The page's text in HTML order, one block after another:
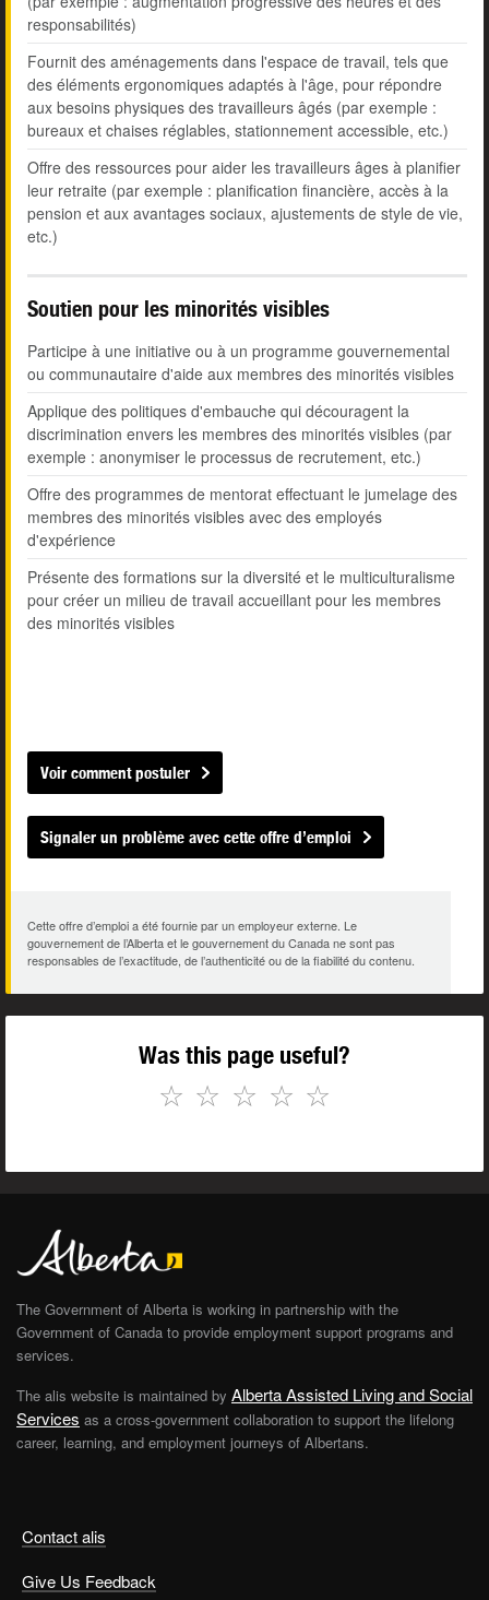
responsabilités)
Fournit des aménagements dans l'espace de travail, tels que
des éléments ergonomiques adaptés à l'âge, pour répondre
aux besoins physiques des travailleurs âgés (par exemple :
bureaux et chaises réglables, stationnement accessible, etc.)
Offre des ressources pour aider les travailleurs âges à planifier
leur retraite (par exemple : planification financière, accès à la
pension et aux avantages sociaux, ajustements de style de vie,
etc.)
Soutien pour les minorités visibles
Participe à une initiative ou à un programme gouvernemental
ou communautaire d'aide aux membres des minorités visibles
Applique des politiques d'embauche qui découragent la
discrimination envers les membres des minorités visibles (par
exemple : anonymiser le processus de recrutement, etc.)
Offre des programmes de mentorat effectuant le jumelage des
membres des minorités visibles avec des employés
d'expérience
Présente des formations sur la diversité et le multiculturalisme
pour créer un milieu de travail accueillant pour les membres
des minorités visibles
Voir comment postuler
Signaler un problème avec cette offre d’emploi
Cette offre d’emploi a été fournie par un employeur externe. Le
gouvernement de l’Alberta et le gouvernement du Canada ne sont pas
responsables de l’exactitude, de l’authenticité ou de la fiabilité du contenu.
Was this page useful?
☆
☆
☆
☆
☆
Contact alis
Give Us Feedback
The Government of Alberta is working in partnership with the
Government of Canada to provide employment support programs and
services.
The alis website is maintained by Alberta Assisted Living and Social
Services as a cross-government collaboration to support the lifelong
career, learning, and employment journeys of Albertans.